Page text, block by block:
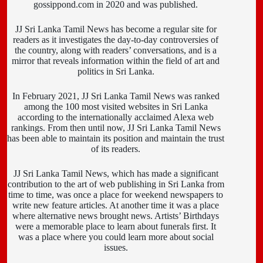
gossippond.com in 2020 and was published.
JJ Sri Lanka Tamil News has become a regular site for
readers as it investigates the day-to-day controversies of
the country, along with readers’ conversations, and is a
mirror that reveals information within the field of art and
politics in Sri Lanka.
In February 2021, JJ Sri Lanka Tamil News was ranked
among the 100 most visited websites in Sri Lanka
according to the internationally acclaimed Alexa web
rankings. From then until now, JJ Sri Lanka Tamil News
has been able to maintain its position and maintain the trust
of its readers.
JJ Sri Lanka Tamil News, which has made a significant
contribution to the art of web publishing in Sri Lanka from
time to time, was once a place for weekend newspapers to
write new feature articles. At another time it was a place
where alternative news brought news. Artists’ Birthdays
were a memorable place to learn about funerals first. It
was a place where you could learn more about social
issues.